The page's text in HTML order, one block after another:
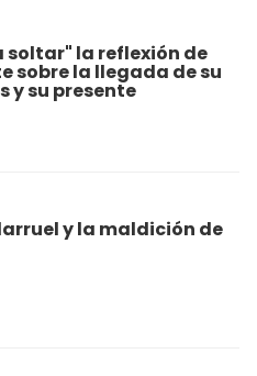
soltar" la reflexión de
sobre la llegada de su
y su presente
y la maldición de